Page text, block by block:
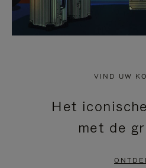
VIND UW
Het
met de